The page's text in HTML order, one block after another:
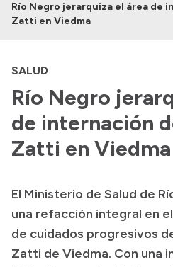
Institucional
Referentes de prensa
Archivo de noticias
Transparencia
Boletín Oficial
Compras y licitaciones
Consulta de expedientes
Río Negro jerarquiza el área de
Zatti en Viedma
SALUD
Río Negro
de internación
Zatti en Viedma
El Ministerio de Salud de
una refacción integral en
de cuidados progresivos
Zatti de Viedma. Con una